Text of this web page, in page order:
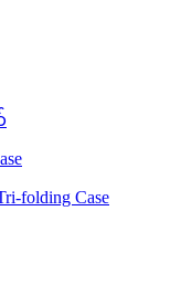
Case